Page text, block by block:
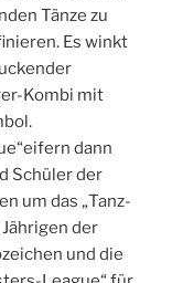
Tänze zu
Es winkt
Kombi mit
dann
Schüler der
um das „Tanz-
Jährigen der
und die